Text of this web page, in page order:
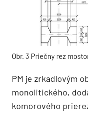
Obr. 3 Priečny rez
PM je zrkadlovým
monolitického,
komorového